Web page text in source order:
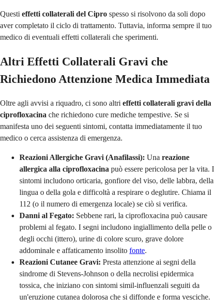
Questi effetti collaterali del Cipro spesso si risolvono da soli dopo
aver completato il ciclo di trattamento. Tuttavia, informa sempre il tuo
medico di eventuali effetti collaterali che sperimenti.
Altri Effetti Collaterali Gravi che
Richiedono Attenzione Medica Immediata
Oltre agli avvisi a riquadro, ci sono altri effetti collaterali gravi della
ciprofloxacina che richiedono cure mediche tempestive. Se si
manifesta uno dei seguenti sintomi, contatta immediatamente il tuo
medico o cerca assistenza di emergenza.
Reazioni Allergiche Gravi (Anafilassi): Una reazione
allergica alla ciprofloxacina può essere pericolosa per la vita. I
sintomi includono orticaria, gonfiore del viso, delle labbra, della
lingua o della gola e difficoltà a respirare o deglutire. Chiama il
112 (o il numero di emergenza locale) se ciò si verifica.
Danni al Fegato: Sebbene rari, la ciprofloxacina può causare
problemi al fegato. I segni includono ingiallimento della pelle o
degli occhi (ittero), urine di colore scuro, grave dolore
addominale e affaticamento insolito fonte.
Reazioni Cutanee Gravi: Presta attenzione ai segni della
sindrome di Stevens-Johnson o della necrolisi epidermica
tossica, che iniziano con sintomi simil-influenzali seguiti da
un'eruzione cutanea dolorosa che si diffonde e forma vesciche.